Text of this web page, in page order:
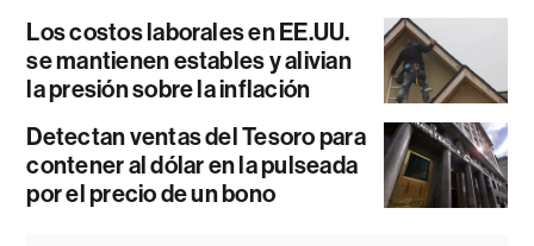
Los costos laborales en EE.UU.
se mantienen estables y alivian
la presión sobre la inflación
Detectan ventas del Tesoro para
contener al dólar en la pulseada
por el precio de un bono